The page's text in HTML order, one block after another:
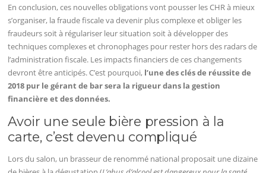
En conclusion, ces nouvelles obligations vont pousser les CHR à mieux
s’organiser, la fraude fiscale va devenir plus complexe et obliger les
fraudeurs soit à régulariser leur situation soit à développer des
techniques complexes et chronophages pour rester hors des radars de
l’administration fiscale. Les impacts financiers de ces changements
devront être anticipés. C’est pourquoi, l’une des clés de réussite de
2018 pur le gérant de bar sera la rigueur dans la gestion
financière et des données.
Avoir une seule bière pression à la
carte, c’est devenu compliqué
Lors du salon, un brasseur de renommé national proposait une dizaine